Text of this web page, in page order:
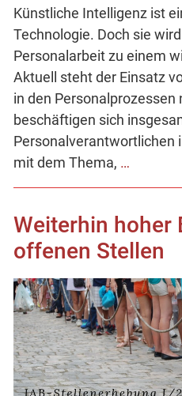
Künstliche Intelligenz ist
Technologie. Doch sie
Personalarbeit zu einem
Aktuell steht der Einsatz
in den
beschäftigen sich
Personalverantwortlichen
mit dem Thema, …
Weiterhin hoher
offenen Stellen